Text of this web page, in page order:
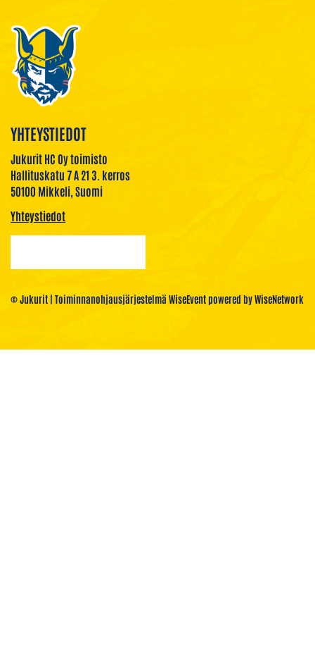
YHTEYSTIEDOT
Jukurit HC Oy toimisto
Hallituskatu 7 A 21 3. kerros
50100 Mikkeli, Suomi
Yhteystiedot
© Jukurit | Toiminnanohjausjärjestelmä WiseEventpowered byWiseNetwork